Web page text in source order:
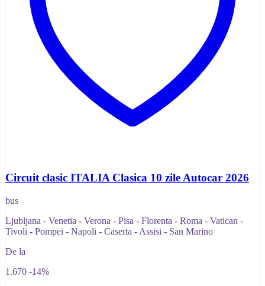
Circuit clasic ITALIA Clasica 10 zile Autocar 2026
bus
Ljubljana - Venetia - Verona - Pisa - Florenta - Roma - Vatican -
Tivoli - Pompei - Napoli - Caserta - Assisi - San Marino
De la
1.670 -14%